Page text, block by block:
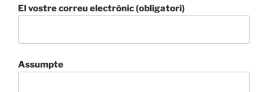
El vostre correu electrònic (obligatori)
Assumpte